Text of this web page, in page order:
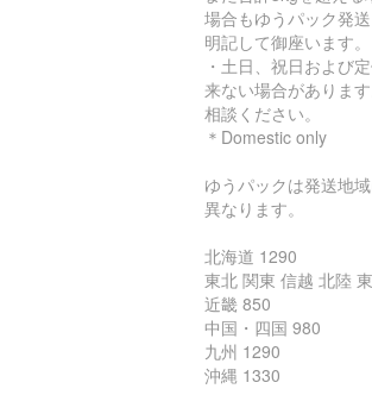
場合もゆうパック発
明記して御座います。
・土日、祝日および
来ない場合がありま
相談ください。
＊Domestic only
ゆうパックは発送地
異なります。
北海道 1290
東北 関東 信越 北陸
近畿 850
中国・四国 980
九州 1290
沖縄 1330